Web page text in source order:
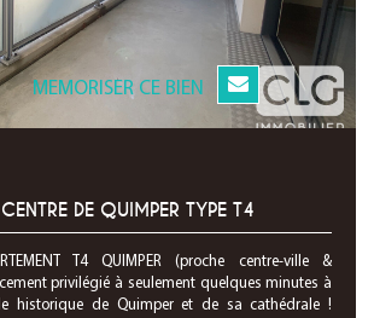
MEMORISER CE BIEN
DE QUIMPER TYPE T4
T4 QUIMPER (proche centre-ville &
privilégié à seulement quelques minutes à
historique de Quimper et de sa cathédrale !